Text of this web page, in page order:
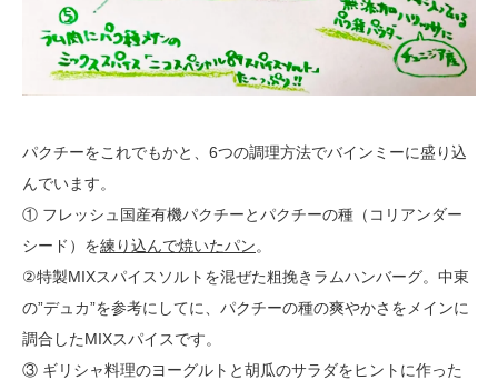
パクチーをこれでもかと、6つの調理方法でバインミーに盛り込
んでいます。
① フレッシュ国産有機パクチーとパクチーの種（コリアンダー
シード）を練り込んで焼いたパン。
②特製MIXスパイスソルトを混ぜた粗挽きラムハンバーグ。中東
の”デュカ”を参考にしてに、パクチーの種の爽やかさをメインに
調合したMIXスパイスです。
③ ギリシャ料理のヨーグルトと胡瓜のサラダをヒントに作った